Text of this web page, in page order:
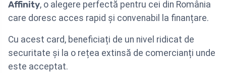
Affinity, o alegere perfectă pentru cei din România
care doresc acces rapid și convenabil la finanțare.
Cu acest card, beneficiați de un nivel ridicat de
securitate și la o rețea extinsă de comercianți unde
este acceptat.